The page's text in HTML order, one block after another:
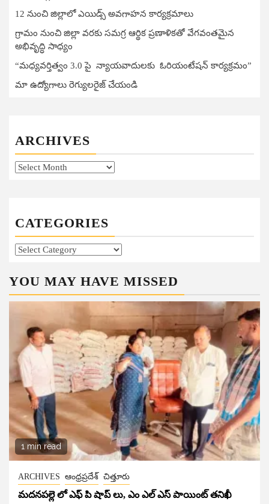
12 నుంచి జిల్లాలో ఎయిడ్స్ అవగాహన కార్యక్రమాలు
గ్రామం నుంచి జిల్లా వరకు సమగ్ర ఆర్థిక ప్రణాళికతో వేగవంతమైన
అభివృద్ధి సాధ్యం
“మధ్యవర్తిత్వం 3.0 పై న్యాయవాదులకు ఓరియంటేషన్ కార్యక్రమం”
మా ఉద్యోగాలు రెగ్యులరైజ్ చేయండి
ARCHIVES
Archives
CATEGORIES
Categories
YOU MAY HAVE MISSED
1 min read
ARCHIVES ఆంధ్రప్రదేశ్ చిత్తూరు
మదనపల్లె లో ఎఫ్ పి షాప్ లు, ఎం ఎల్ ఎస్ పాయింట్ తనిఖీ